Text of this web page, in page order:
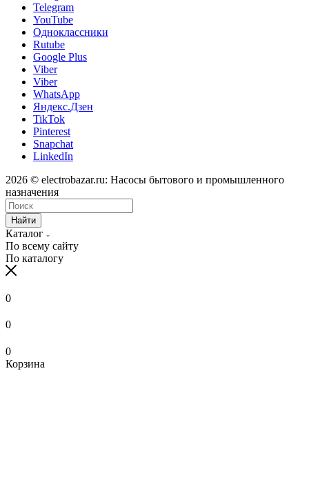
Telegram
YouTube
Одноклассники
Rutube
Google Plus
Viber
Viber
WhatsApp
Яндекс.Дзен
TikTok
Pinterest
Snapchat
LinkedIn
2026 © electrobazar.ru: Насосы бытового и промышленного
назначения
Найти
Каталог
По всему сайту
По каталогу
0
0
0
Корзина